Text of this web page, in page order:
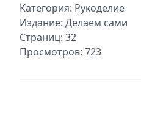
Категория: Рукоделие
Издание: Делаем сами
Страниц: 32
Просмотров: 723